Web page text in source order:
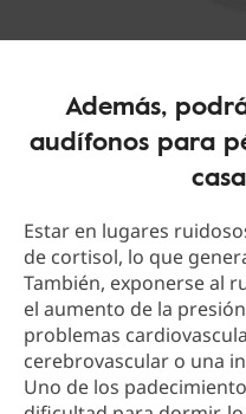
Además,
audífonos para
Estar en lugares
de cortisol, lo que
También, exponerse al
el aumento de la
problemas
cerebrovascular o una
Uno de los